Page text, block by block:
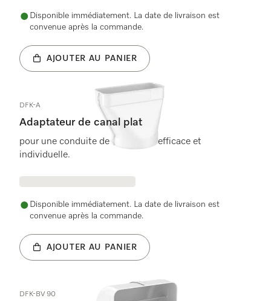
Disponible immédiatement. La date de livraison est
convenue après la commande.
AJOUTER AU PANIER
DFK-A
Adaptateur de canal plat
pour une conduite de l&apos;air efficace et
individuelle.
Disponible immédiatement. La date de livraison est
convenue après la commande.
AJOUTER AU PANIER
DFK-BV 90